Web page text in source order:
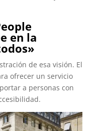
en la
de esa visión. El
ofrecer un servicio
a personas con